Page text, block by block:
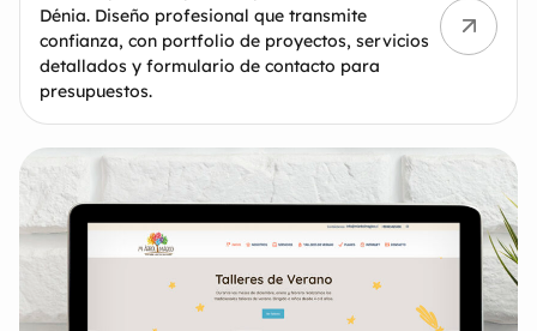
Dénia. Diseño profesional que transmite
confianza, con portfolio de proyectos, servicios
detallados y formulario de contacto para
presupuestos.